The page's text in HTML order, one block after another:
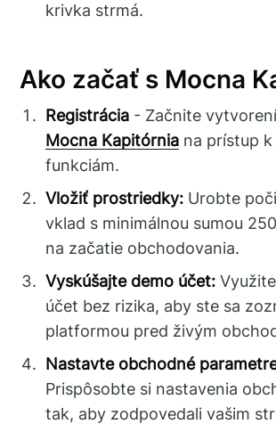
krivka strmá.
Ako začať s Mocna
Registrácia - Začnite
Mocna Kapitórnia na prístup k
funkciám.
Vložiť prostriedky: Urobte
vklad s minimálnou sumou
na začatie obchodovania.
Vyskúšajte demo účet:
účet bez rizika, aby ste sa
platformou pred živým
Nastavte obchodné
Prispôsobte si nastavenia
tak, aby zodpovedali vašim